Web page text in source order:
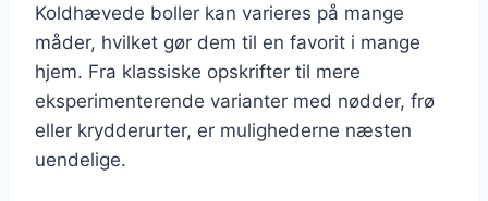
Koldhævede boller kan varieres på mange
måder, hvilket gør dem til en favorit i mange
hjem. Fra klassiske opskrifter til mere
eksperimenterende varianter med nødder, frø
eller krydderurter, er mulighederne næsten
uendelige.